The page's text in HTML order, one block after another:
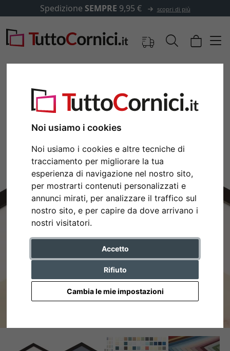
Noi usiamo i cookies
Noi usiamo i cookies e altre tecniche di
tracciamento per migliorare la tua
esperienza di navigazione nel nostro sito,
per mostrarti contenuti personalizzati e
annunci mirati, per analizzare il traffico sul
nostro sito, e per capire da dove arrivano i
nostri visitatori.
Accetto
Rifiuto
Cambia le mie impostazioni
Spedizione SEMPRE 9,95 € scopri di più
Indietro